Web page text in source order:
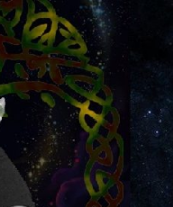
critiques de films